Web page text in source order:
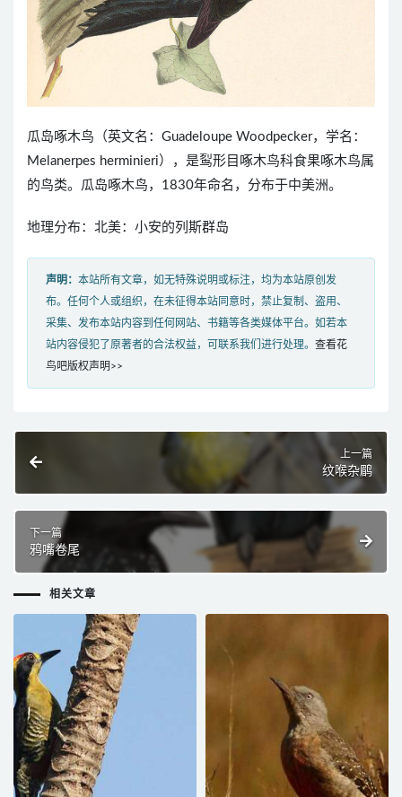
瓜岛啄木鸟（英文名：Guadeloupe Woodpecker，学名：
Melanerpes herminieri），是䴕形目啄木鸟科食果啄木鸟属
的鸟类。瓜岛啄木鸟，1830年命名，分布于中美洲。
地理分布：北美：小安的列斯群岛
声明： 本站所有文章，如无特殊说明或标注，均为本站原创发
布。任何个人或组织，在未征得本站同意时，禁止复制、盗用、
采集、发布本站内容到任何网站、书籍等各类媒体平台。如若本
站内容侵犯了原著者的合法权益，可联系我们进行处理。 查看花
鸟吧版权声明>>
上一篇
纹喉杂鹛
下一篇
鸦嘴卷尾
相关文章